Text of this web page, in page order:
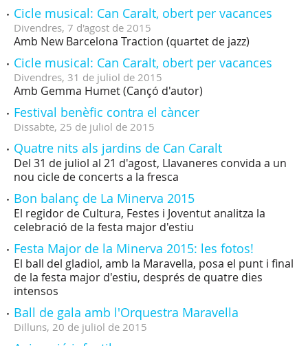
Cicle musical: Can Caralt, obert per vacances
Divendres, 7 d'agost de 2015
Amb New Barcelona Traction (quartet de jazz)
Cicle musical: Can Caralt, obert per vacances
Divendres, 31 de juliol de 2015
Amb Gemma Humet (Cançó d'autor)
Festival benèfic contra el càncer
Dissabte, 25 de juliol de 2015
Quatre nits als jardins de Can Caralt
Del 31 de juliol al 21 d'agost, Llavaneres convida a un
nou cicle de concerts a la fresca
Bon balanç de La Minerva 2015
El regidor de Cultura, Festes i Joventut analitza la
celebració de la festa major d'estiu
Festa Major de la Minerva 2015: les fotos!
El ball del gladiol, amb la Maravella, posa el punt i final
de la festa major d'estiu, després de quatre dies
intensos
Ball de gala amb l'Orquestra Maravella
Dilluns, 20 de juliol de 2015